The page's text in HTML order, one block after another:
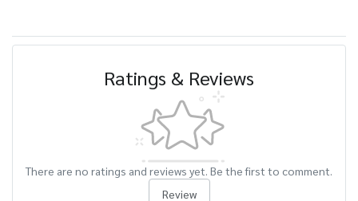
Ratings & Reviews
There are no ratings and reviews yet. Be the first to comment.
Review